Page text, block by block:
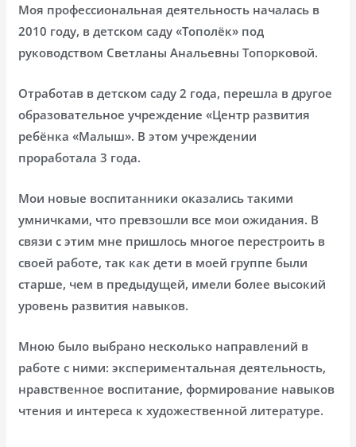
Моя профессиональная деятельность началась в
2010 году, в детском саду «Тополёк» под
руководством Светланы Анальевны Топорковой.
Отработав в детском саду 2 года, перешла в другое
образовательное учреждение «Центр развития
ребёнка «Малыш». В этом учреждении
проработала 3 года.
Мои новые воспитанники оказались такими
умничками, что превзошли все мои ожидания. В
связи с этим мне пришлось многое перестроить в
своей работе, так как дети в моей группе были
старше, чем в предыдущей, имели более высокий
уровень развития навыков.
Мною было выбрано несколько направлений в
работе с ними: экспериментальная деятельность,
нравственное воспитание, формирование навыков
чтения и интереса к художественной литературе.